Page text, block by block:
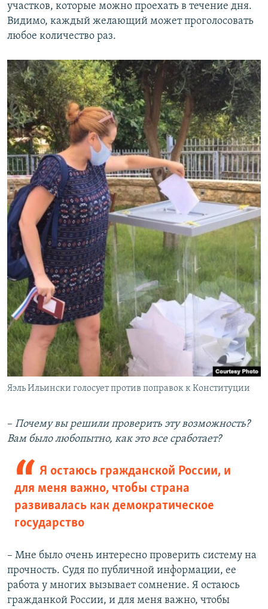
участков, которые можно проехать в течение дня.
Видимо, каждый желающий может проголосовать
любое количество раз.
Яэль Ильински голосует против поправок к Конституции
– Почему вы решили проверить эту возможность?
Вам было любопытно, как это все сработает?
Я остаюсь гражданской России, и
для меня важно, чтобы страна
развивалась как демократическое
государство
– Мне было очень интересно проверить систему на
прочность. Судя по публичной информации, ее
работа у многих вызывает сомнение. Я остаюсь
гражданкой России, и для меня важно, чтобы